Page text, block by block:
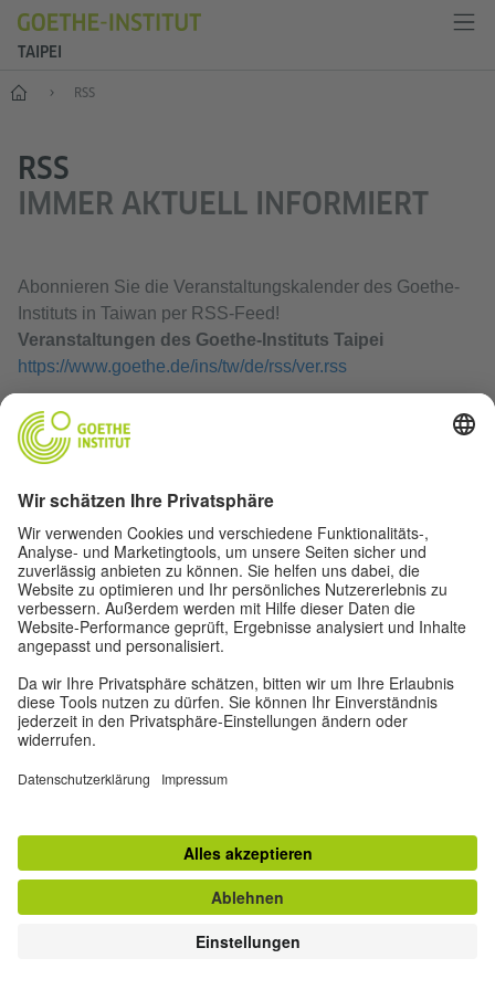
TAIPEI
Start RSS
RSS
IMMER AKTUELL INFORMIERT
Abonnieren Sie die Veranstaltungskalender des Goethe-
Instituts in Taiwan per RSS-Feed!
Veranstaltungen des Goethe-Instituts Taipei
https://www.goethe.de/ins/tw/de/rss/ver.rss
TOP
Zur klassischen Ansicht
Impressum Datenschutz | Privatsphäre-Einstellungen
Nutzungsbedingungen
RSS| Newsletter